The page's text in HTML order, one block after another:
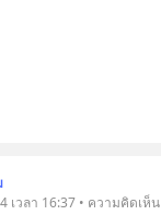
เวลา 16:37 • ความคิดเห็น